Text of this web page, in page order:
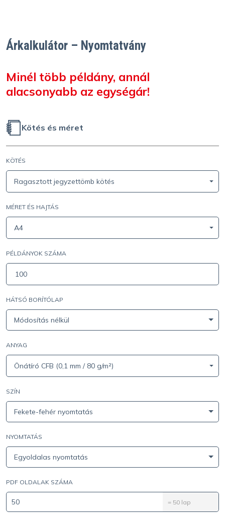
Árkalkulátor – Nyomtatvány
Minél több példány, annál
alacsonyabb az egységár!
Kötés és méret
KÖTÉS
Ragasztott jegyzettömb kötés
MÉRET ÉS HAJTÁS
A4
PÉLDÁNYOK SZÁMA
HÁTSÓ BORÍTÓLAP
Módosítás nélkül
ANYAG
Önátíró CFB (0,1 mm / 80 g/m²)
SZÍN
Fekete-fehér nyomtatás
NYOMTATÁS
Egyoldalas nyomtatás
PDF OLDALAK SZÁMA
= 50 lap